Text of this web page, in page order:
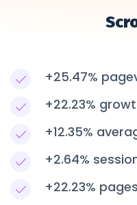
+25.47%
+22.23%
+12.35%
+2.64%
+22.23%